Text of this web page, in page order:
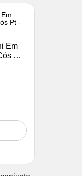
Em
Pt -